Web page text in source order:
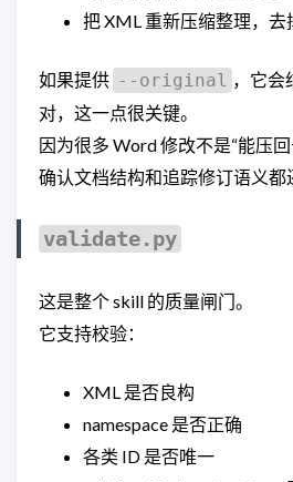
把 XML 重新压缩整理，
如果提供 --original ，它会
对，这一点很关键。
因为很多 Word 修改不是“能压
确认文档结构和追踪修订语义都
validate.py
这是整个 skill 的质量闸门。
它支持校验：
XML 是否良构
namespace 是否正确
各类 ID 是否唯一